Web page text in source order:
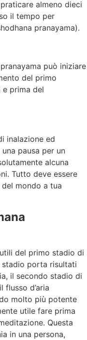
almeno dieci
il tempo per
pranayama).
può iniziare
del primo
e prima del
inalazione ed
pausa per un
alcuna
Tutto deve essere
mondo a tua
del primo stadio di
stadio porta risultati
il secondo stadio di
flusso d’aria
molto più potente
utile fare prima
Questa
in una persona,